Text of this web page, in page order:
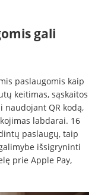
gali
paslaugomis kaip
keitimas, sąskaitos
naudojant QR kodą,
labdarai. 16
paslaugų, taip
išsigryninti
prie Apple Pay,